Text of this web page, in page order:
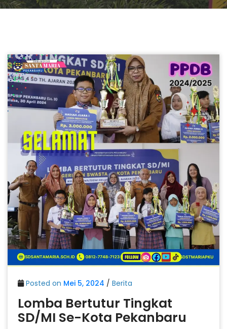
Posted on Mei 5, 2024 / Berita
Lomba Bertutur Tingkat
SD/MI Se-Kota Pekanbaru